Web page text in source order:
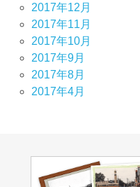
2017年12月
2017年11月
2017年10月
2017年9月
2017年8月
2017年4月